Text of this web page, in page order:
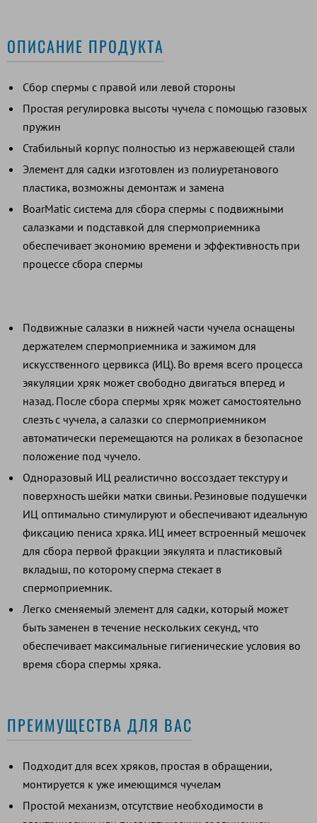
ОПИСАНИЕ ПРОДУКТА
Сбор спермы с правой или левой стороны
Простая регулировка высоты чучела с помощью газовых
пружин
Стабильный корпус полностью из нержавеющей стали
Элемент для садки изготовлен из полиуретанового
пластика, возможны демонтаж и замена
BoarMatic система для сбора спермы с подвижными
салазками и подставкой для спермоприемника
обеспечивает экономию времени и эффективность при
процессе сбора спермы
Подвижные салазки в нижней части чучела оснащены
держателем спермоприемника и зажимом для
искусственного цервикса (ИЦ). Во время всего процесса
эякуляции хряк может свободно двигаться вперед и
назад. После сбора спермы хряк может самостоятельно
слезть с чучела, а салазки со спермоприемником
автоматически перемещаются на роликах в безопасное
положение под чучело.
Одноразовый ИЦ реалистично воссоздает текстуру и
поверхность шейки матки свиньи. Резиновые подушечки
ИЦ оптимально стимулируют и обеспечивают идеальную
фиксацию пениса хряка. ИЦ имеет встроенный мешочек
для сбора первой фракции эякулята и пластиковый
вкладыш, по которому сперма стекает в
спермоприемник.
Легко сменяемый элемент для садки, который может
быть заменен в течение нескольких секунд, что
обеспечивает максимальные гигиенические условия во
время сбора спермы хряка.
ПРЕИМУЩЕСТВА ДЛЯ ВАС
Подходит для всех хряков, простая в обращении,
монтируется к уже имеющимся чучелам
Простой механизм, отсутствие необходимости в